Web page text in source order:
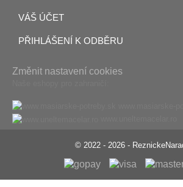
VÁŠ ÚČET
PŘIHLÁŠENÍ K ODBĚRU
Změnit nastavení cookies
© 2022 - 2026 -